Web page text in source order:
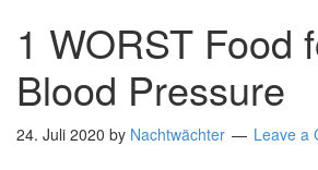
1 WORST Food
Blood Pressure
24. Juli 2020 by Nachtwächter Leave a